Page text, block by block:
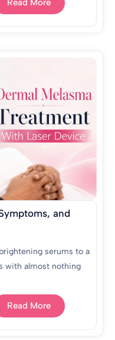
Read More
and
serums to a
with almost nothing
Read More